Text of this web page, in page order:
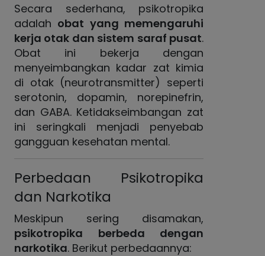
Secara sederhana, psikotropika
adalah obat yang memengaruhi
kerja otak dan sistem saraf pusat.
Obat ini bekerja dengan
menyeimbangkan kadar zat kimia
di otak (neurotransmitter) seperti
serotonin, dopamin, norepinefrin,
dan GABA. Ketidakseimbangan zat
ini seringkali menjadi penyebab
gangguan kesehatan mental.
Perbedaan Psikotropika
dan Narkotika
Meskipun sering disamakan,
psikotropika berbeda dengan
narkotika. Berikut perbedaannya: